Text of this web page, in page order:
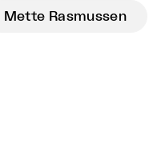
Mette Rasmussen